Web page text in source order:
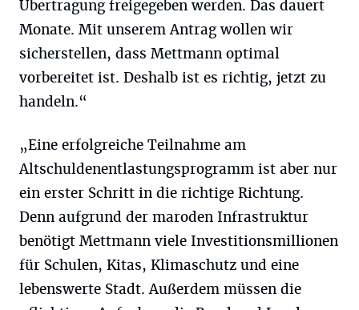
Übertragung freigegeben werden. Das dauert
Monate. Mit unserem Antrag wollen wir
sicherstellen, dass Mettmann optimal
vorbereitet ist. Deshalb ist es richtig, jetzt zu
handeln.“
„Eine erfolgreiche Teilnahme am
Altschuldenentlastungsprogramm ist aber nur
ein erster Schritt in die richtige Richtung.
Denn aufgrund der maroden Infrastruktur
benötigt Mettmann viele Investitionsmillionen
für Schulen, Kitas, Klimaschutz und eine
lebenswerte Stadt. Außerdem müssen die